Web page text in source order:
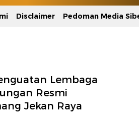
Disclaimer Pedoman Media
Lembaga
Resmi
Jekan Raya